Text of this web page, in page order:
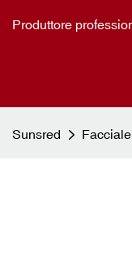
Produttore
Sunsred Facciale